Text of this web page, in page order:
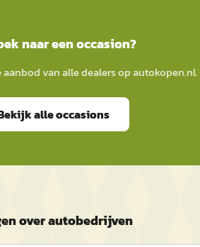
naar een occasion?
van alle dealers opautokopen.nl.
alle occasions
over autobedrijven